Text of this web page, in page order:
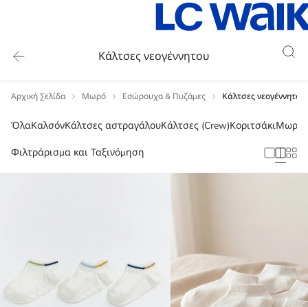
Κάλτσες νεογέννητου
Αρχική Σελίδα Μωρό Εσώρουχα & Πυζάμες Κάλτσες νεογέννητου
ΌλαΚαλσόνΚάλτσες αστραγάλουΚάλτσες (Crew)ΚοριτσάκιΜωρό
Φιλτράρισμα και Ταξινόμηση